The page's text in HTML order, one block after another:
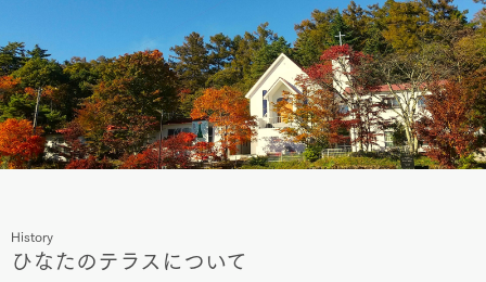
History
ひなたのテラスについて